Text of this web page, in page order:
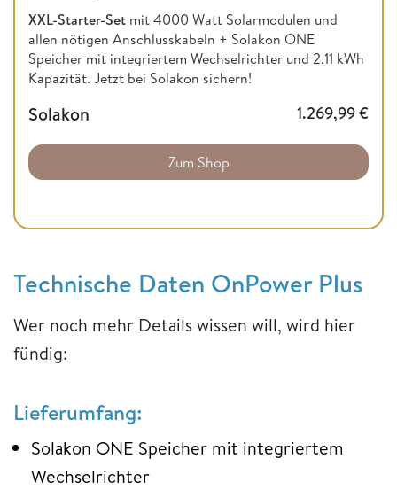
XXL-Starter-Set mit 4000 Watt Solarmodulen und
allen nötigen Anschlusskabeln + Solakon ONE
Speicher mit integriertem Wechselrichter und 2,11 kWh
Kapazität. Jetzt bei Solakon sichern!
Solakon 1.269,99€
Zum Shop
Technische Daten OnPower Plus
Wer noch mehr Details wissen will, wird hier
fündig:
Lieferumfang:
Solakon ONE Speicher mit integriertem
Wechselrichter